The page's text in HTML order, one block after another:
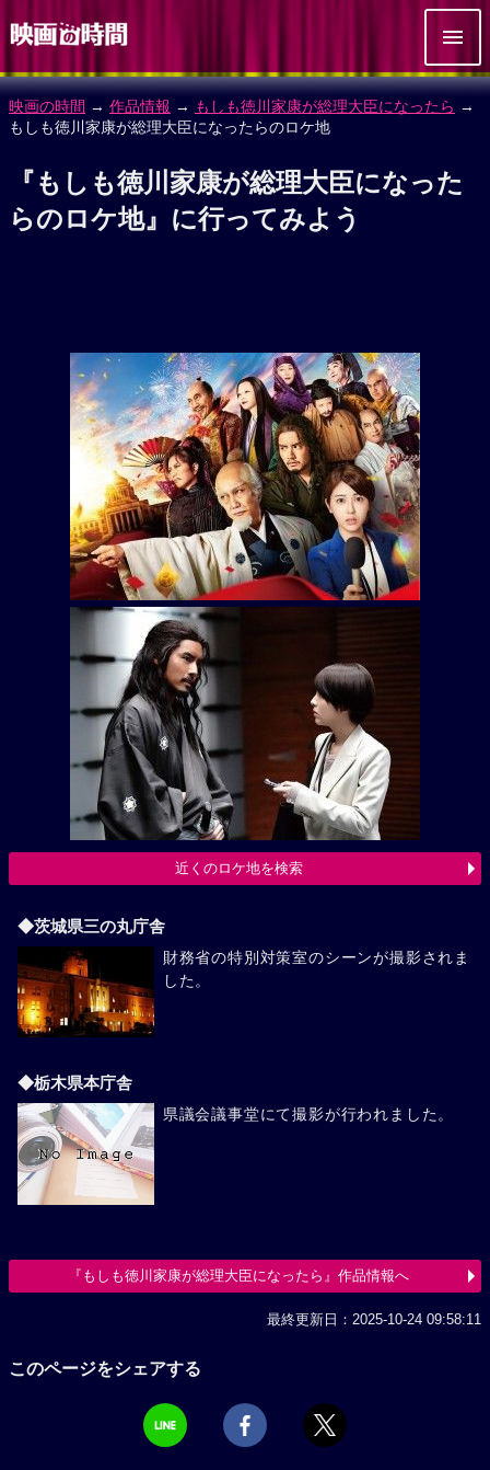
映画の時間 → 作品情報 → もしも徳川家康が総理大臣になったら →
もしも徳川家康が総理大臣になったらのロケ地
『もしも徳川家康が総理大臣になった
らのロケ地』に行ってみよう
近くのロケ地を検索
◆茨城県三の丸庁舎
財務省の特別対策室のシーンが撮影されま
した。
◆栃木県本庁舎
県議会議事堂にて撮影が行われました。
『もしも徳川家康が総理大臣になったら』作品情報へ
最終更新日：2025-10-24 09:58:11
このページをシェアする